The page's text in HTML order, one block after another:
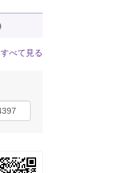
すべて見る